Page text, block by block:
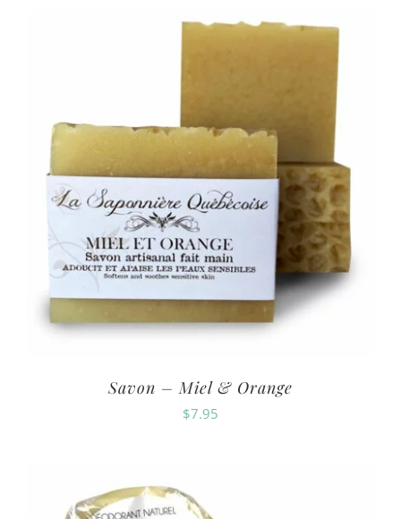
Savon – Miel & Orange
$7.95